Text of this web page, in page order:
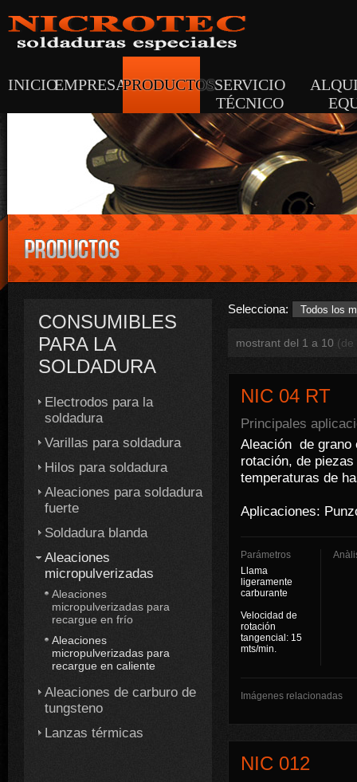
INICIOEMPRESAPRODUCTOSSERVICIO
TÉCNICO
Consumibles para la soldadura>Aleaciones
recargue en caliente
CONSUMIBLES
PARA LA
SOLDADURA
Electrodos para la
soldadura
Varillas para soldadura
Hilos para soldadura
Aleaciones para soldadura
fuerte
Soldadura blanda
Aleaciones
micropulverizadas
Aleaciones
micropulverizadas para
recargue en frío
Aleaciones
micropulverizadas para
recargue en caliente
Aleaciones de carburo de
tungsteno
Lanzas térmicas
Selecciona: Todos los
mostrant del 1 a 10 (de
NIC 04 RT
Principales
Aleación de grano
rotación, de
temperaturas de
Aplicaciones:
Parámetros
Llama
ligeramente
carburante
Velocidad de
rotación
tangencial: 15
mts/min.
Imágenes relacionadas
NIC 012